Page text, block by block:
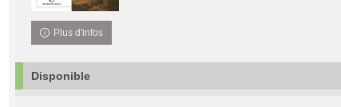
Plus d'infos
Disponible